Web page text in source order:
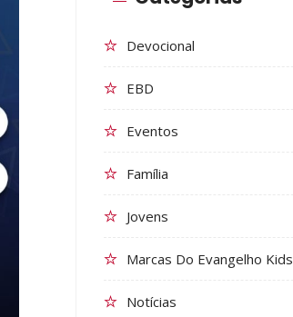
Devocional
EBD
Eventos
Família
Jovens
Marcas Do Evangelho Kids
Notícias